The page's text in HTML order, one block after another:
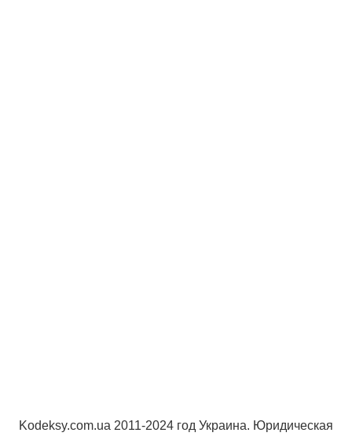
Kodeksy.com.ua 2011-2024 год Украина. Юридическая